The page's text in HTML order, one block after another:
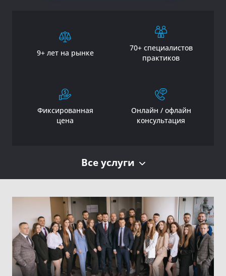
9+ лет на рынке
70+ специалистов
практиков
Фиксированная
цена
Онлайн / офлайн
консультация
Все услуги